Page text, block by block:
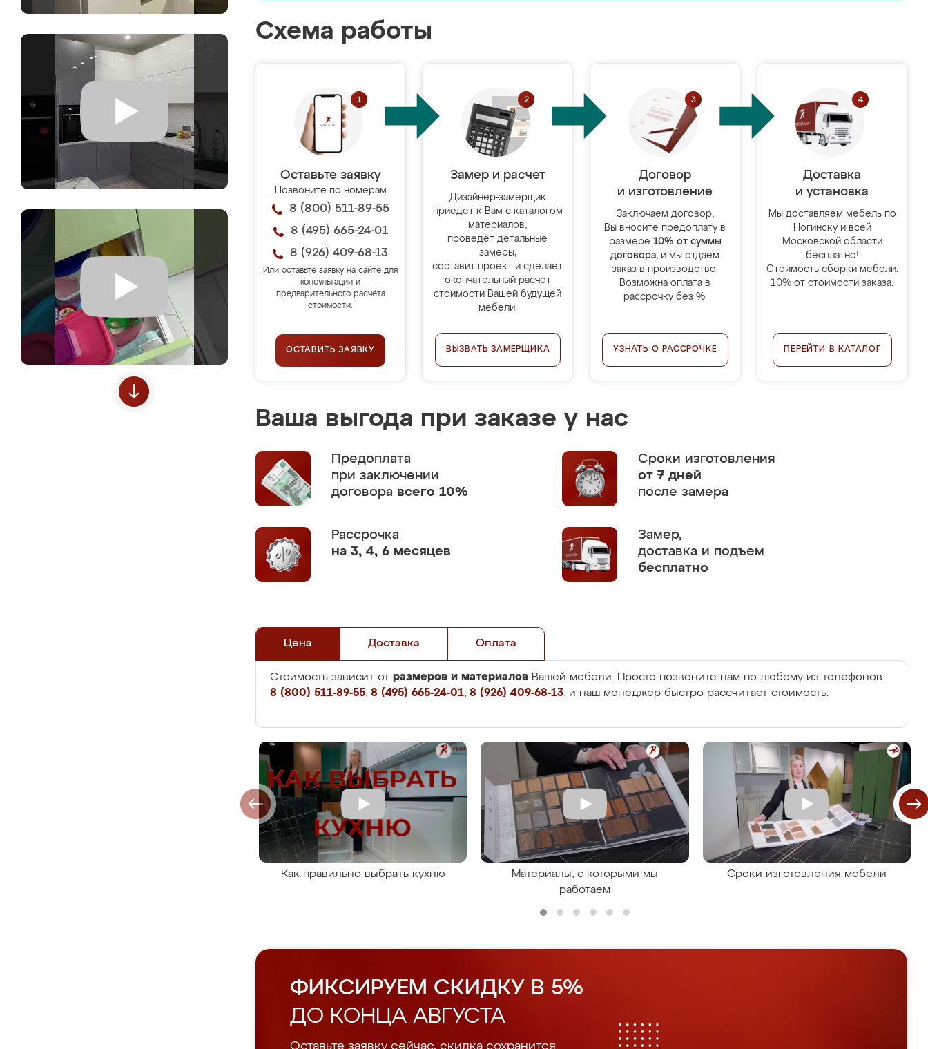
Схема работы
Оставьте заявку
Позвоните по номерам
8 (800) 511-89-55
8 (495) 665-24-01
8 (926) 409-68-13
Или оставьте заявку на сайте для
консультации и
предварительного расчёта
стоимости.
ОСТАВИТЬ ЗАЯВКУ
Замер и расчет
Дизайнер-замерщик
приедет к Вам с каталогом
материалов,
проведёт детальные
замеры,
составит проект и сделает
окончательный расчёт
стоимости Вашей будущей
мебели.
ВЫЗВАТЬ ЗАМЕРЩИКА
Договор
и изготовление
Заключаем договор,
Вы вносите предоплату в
размере 10% от суммы
договора, и мы отдаём
заказ в производство.
Возможна оплата в
рассрочку без %.
УЗНАТЬ О РАССРОЧКЕ
Доставка
и установка
Мы доставляем мебель по
Ногинску и всей
Московской области
бесплатно!
Стоимость сборки мебели:
10% от стоимости заказа.
ПЕРЕЙТИ В КАТАЛОГ
Ваша выгода при заказе у нас
Предоплата
при заключении
договора всего 10%
Сроки изготовления
от 7 дней
после замера
Рассрочка
на 3, 4, 6 месяцев
Замер,
доставка и подъем
бесплатно
Цена Доставка Оплата
Стоимость зависит от размеров и материалов Вашей мебели. Просто позвоните нам по любому из телефонов:
8 (800) 511-89-55, 8 (495) 665-24-01, 8 (926) 409-68-13, и наш менеджер быстро рассчитает стоимость.
Как правильно выбрать кухню
Материалы, с которыми мы
работаем
Сроки изготовления мебели
ФИКСИРУЕМ СКИДКУ В 5%
ДО КОНЦА АВГУСТА
Оставьте заявку сейчас, скидка сохранится.